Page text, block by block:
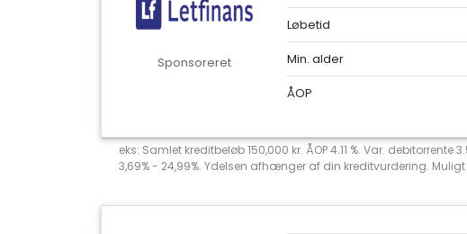
Sponsoreret
Løbetid
Min. alder
ÅOP
eks: Samlet kreditbeløb 150,000 kr. ÅOP 4.11 %. Var.
3,69% - 24,99%. Ydelsen afhænger af din kreditvurdering.